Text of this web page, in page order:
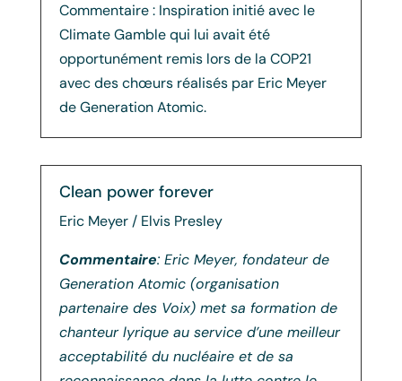
Commentaire : Inspiration initié avec le
Climate Gamble qui lui avait été
opportunément remis lors de la COP21
avec des chœurs réalisés par Eric Meyer
de Generation Atomic.
Clean power forever
Eric Meyer / Elvis Presley
Commentaire: Eric Meyer, fondateur de
Generation Atomic (organisation
partenaire des Voix) met sa formation de
chanteur lyrique au service d’une meilleur
acceptabilité du nucléaire et de sa